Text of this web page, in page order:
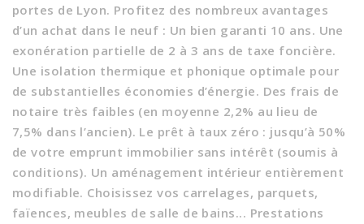
portes de Lyon. Profitez des nombreux avantages
d’un achat dans le neuf : Un bien garanti 10 ans. Une
exonération partielle de 2 à 3 ans de taxe foncière.
Une isolation thermique et phonique optimale pour
de substantielles économies d’énergie. Des frais de
notaire très faibles (en moyenne 2,2% au lieu de
7,5% dans l’ancien). Le prêt à taux zéro : jusqu’à 50%
de votre emprunt immobilier sans intérêt (soumis à
conditions). Un aménagement intérieur entièrement
modifiable. Choisissez vos carrelages, parquets,
faïences, meubles de salle de bains... Prestations